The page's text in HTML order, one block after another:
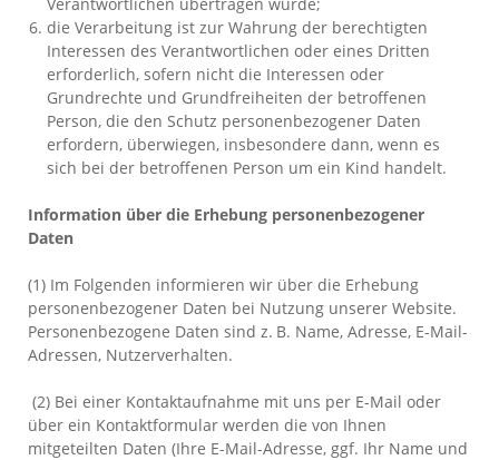
die Verarbeitung ist zur Wahrung der berechtigten
Interessen des Verantwortlichen oder eines Dritten
erforderlich, sofern nicht die Interessen oder
Grundrechte und Grundfreiheiten der betroffenen
Person, die den Schutz personenbezogener Daten
erfordern, überwiegen, insbesondere dann, wenn es
sich bei der betroffenen Person um ein Kind handelt.
Information über die Erhebung personenbezogener
Daten
(1) Im Folgenden informieren wir über die Erhebung
personenbezogener Daten bei Nutzung unserer Website.
Personenbezogene Daten sind z. B. Name, Adresse, E-Mail-
Adressen, Nutzerverhalten.
(2) Bei einer Kontaktaufnahme mit uns per E-Mail oder
über ein Kontaktformularwerden die von Ihnen
mitgeteilten Daten (Ihre E-Mail-Adresse, ggf. Ihr Name und